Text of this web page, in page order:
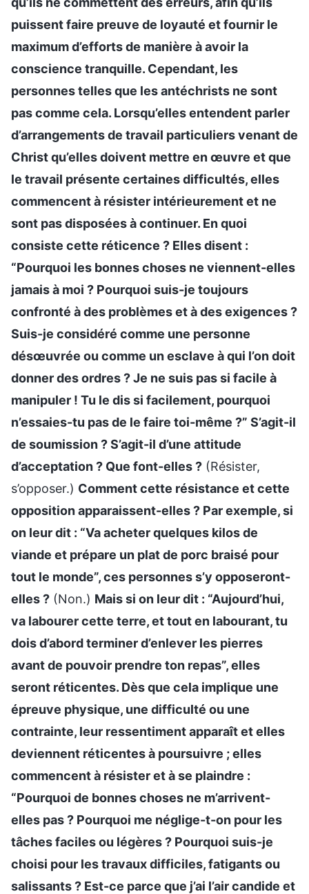
puissent faire preuve de loyauté et fournir le
maximum d’efforts de manière à avoir la
conscience tranquille. Cependant, les
personnes telles que les antéchrists ne sont
pas comme cela. Lorsqu’elles entendent parler
d’arrangements de travail particuliers venant de
Christ qu’elles doivent mettre en œuvre et que
le travail présente certaines difficultés, elles
commencent à résister intérieurement et ne
sont pas disposées à continuer. En quoi
consiste cette réticence ? Elles disent :
“Pourquoi les bonnes choses ne viennent-elles
jamais à moi ? Pourquoi suis-je toujours
confronté à des problèmes et à des exigences ?
Suis-je considéré comme une personne
désœuvrée ou comme un esclave à qui l’on doit
donner des ordres ? Je ne suis pas si facile à
manipuler ! Tu le dis si facilement, pourquoi
n’essaies-tu pas de le faire toi-même ?” S’agit-il
de soumission ? S’agit-il d’une attitude
d’acceptation ? Que font-elles ? (Résister,
s’opposer.) Comment cette résistance et cette
opposition apparaissent-elles ? Par exemple, si
on leur dit : “Va acheter quelques kilos de
viande et prépare un plat de porc braisé pour
tout le monde”, ces personnes s’y opposeront-
elles ? (Non.) Mais si on leur dit : “Aujourd’hui,
va labourer cette terre, et tout en labourant, tu
dois d’abord terminer d’enlever les pierres
avant de pouvoir prendre ton repas”, elles
seront réticentes. Dès que cela implique une
épreuve physique, une difficulté ou une
contrainte, leur ressentiment apparaît et elles
deviennent réticentes à poursuivre ; elles
commencent à résister et à se plaindre :
“Pourquoi de bonnes choses ne m’arrivent-
elles pas ? Pourquoi me néglige-t-on pour les
tâches faciles ou légères ? Pourquoi suis-je
choisi pour les travaux difficiles, fatigants ou
salissants ? Est-ce parce que j’ai l’air candide et